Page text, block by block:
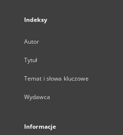
Indeksy
Autor
Tytuł
Temat i słowa kluczowe
Wydawca
Informacje